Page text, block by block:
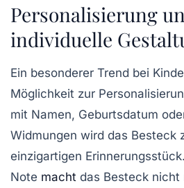
Personalisierung
individuelle
Ein besonderer Trend bei
Möglichkeit zur
mit Namen, Geburtsdatum
Widmungen wird das Besteck
einzigartigen
Note macht das Besteck nicht